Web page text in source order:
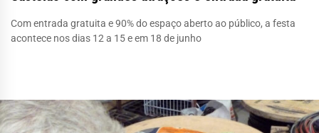
Com entrada gratuita e 90% do espaço aberto ao público, a festa
acontece nos dias 12 a 15 e em 18 de junho